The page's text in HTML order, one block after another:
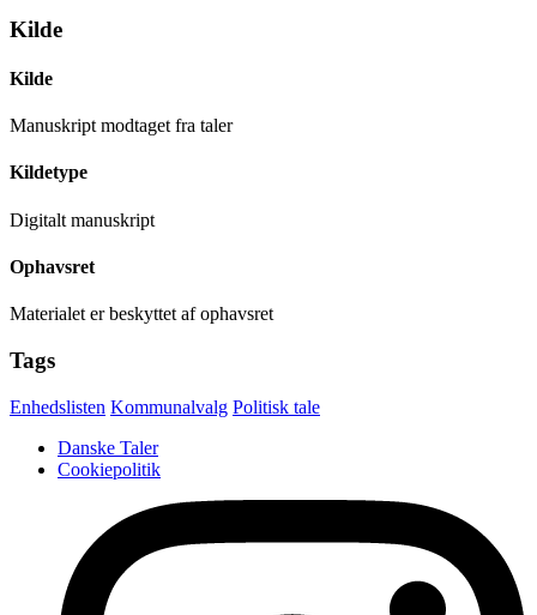
Kilde
Kilde
Manuskript modtaget fra taler
Kildetype
Digitalt manuskript
Ophavsret
Materialet er beskyttet af ophavsret
Tags
Enhedslisten Kommunalvalg Politisk tale
Danske Taler
Cookiepolitik